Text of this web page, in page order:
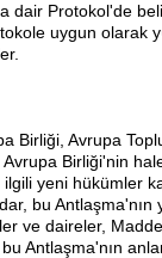
dair Protokol'de
uygun olarak
Birliği, Avrupa
Birliği'nin
yeni hükümler
bu Antlaşma'nın
ve daireler,
Antlaşma'nın